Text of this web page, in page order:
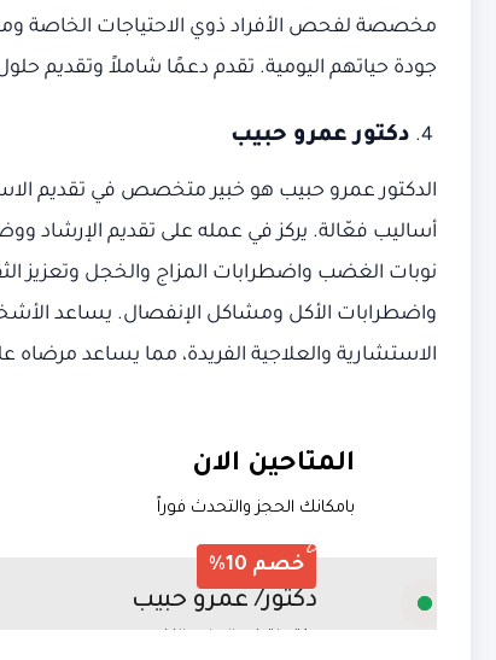
مخصصة لفحص الأفراد ذوي الاحتياجات الخاصة
جودة حياتهم اليومية. تقدم دعمًا شاملاً وتقديم
دكتور عمرو حبيب
الدكتور عمرو حبيب هو خبير متخصص في تقديم
أساليب فعّالة. يركز في عمله على تقديم الإرشاد
نوبات الغضب واضطرابات المزاج والخجل وتعزيز
واضطرابات الأكل ومشاكل الإنفصال. يساعد
الاستشارية والعلاجية الفريدة، مما يساعد مرضاه